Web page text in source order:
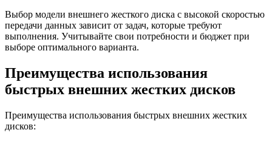
Выбор модели внешнего жесткого диска с высокой скоростью
передачи данных зависит от задач, которые требуют
выполнения. Учитывайте свои потребности и бюджет при
выборе оптимального варианта.
Преимущества использования
быстрых внешних жестких дисков
Преимущества использования быстрых внешних жестких
дисков: